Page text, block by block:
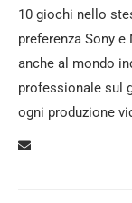
10 giochi nello
preferenza Sony
anche al mondo
professionale sul
ogni produzione